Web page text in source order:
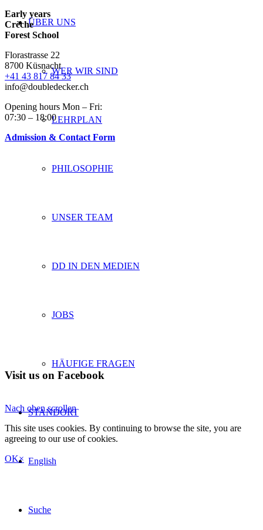
ÜBER UNS
WER WIR SIND
LEHRPLAN
PHILOSOPHIE
UNSER TEAM
DD IN DEN MEDIEN
JOBS
HÄUFIGE FRAGEN
STANDORT
English
Suche
Early years
Crèche
Forest School
Florastrasse 22
8700 Küsnacht
+41 43 817 84 33
info@doubledecker.ch
Opening hours Mon – Fri:
07:30 – 18:00
Admission & Contact Form
Visit us on Facebook
Nach oben scrollen
This site uses cookies. By continuing to browse the site, you are
agreeing to our use of cookies.
OK×